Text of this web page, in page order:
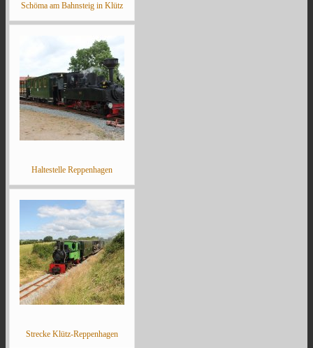
Schöma am Bahnsteig in Klütz
Haltestelle Reppenhagen
Strecke Klütz-Reppenhagen